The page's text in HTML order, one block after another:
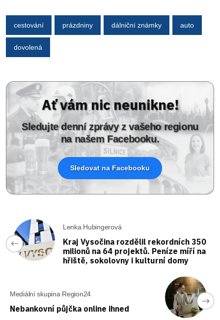
cestování prázdniny dálniční známky auto
dovolená
Ať vám nic neunikne!
Sledujte denní zprávy z vašeho regionu
na našem Facebooku.
Sledovat na Facebooku
Lenka Hubingerová
Kraj Vysočina rozdělil rekordních 350
milionů na 64 projektů. Peníze míří na
hřiště, sokolovny i kulturní domy
Mediální skupina Region24
Nebankovní půjčka online ihned